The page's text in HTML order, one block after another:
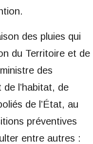
des pluies qui
du Territoire et de
des
l’habitat, de
de l’État, au
préventives
entre autres :